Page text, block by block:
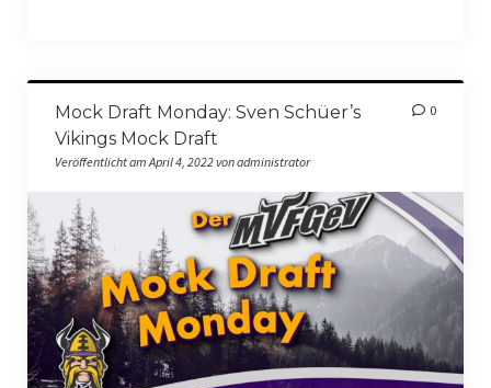
Mock Draft Monday: Sven Schüer’s
Vikings Mock Draft
Veröffentlicht am April 4, 2022 von administrator
0